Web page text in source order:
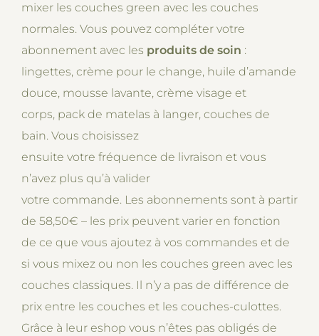
mixer les couches green avec les couches
normales. Vous pouvez compléter votre
abonnement avec les produits de soin :
lingettes, crème pour le change, huile d’amande
douce, mousse lavante, crème visage et
corps, pack de matelas à langer, couches de
bain. Vous choisissez
ensuite votre fréquence de livraison et vous
n’avez plus qu’à valider
votre commande. Les abonnements sont à partir
de 58,50€ – les prix peuvent varier en fonction
de ce que vous ajoutez à vos commandes et de
si vous mixez ou non les couches green avec les
couches classiques. Il n’y a pas de différence de
prix entre les couches et les couches-culottes.
Grâce à leur eshop vous n’êtes pas obligés de